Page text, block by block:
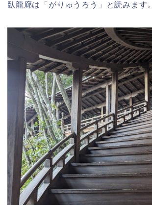
臥龍廊は「がりゅうろう」と読みます。